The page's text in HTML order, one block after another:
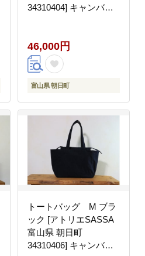
34310404] キャンバス
稽古バッグ
46,000円
富山県 朝日町
トートバッグ M ブラ
ック [アトリエSASSA
富山県 朝日町
34310406] キャンバス